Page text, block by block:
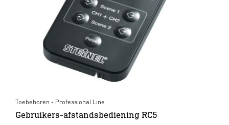
Toebehoren - Professional Line
Gebruikers-afstandsbediening RC5